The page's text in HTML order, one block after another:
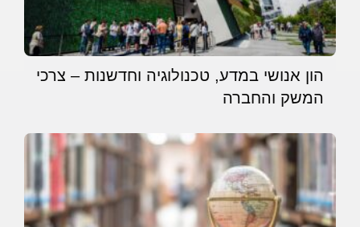
הון אנושי במדע, טכנולוגיה וחדשנות – צרכי
המשק והחברה